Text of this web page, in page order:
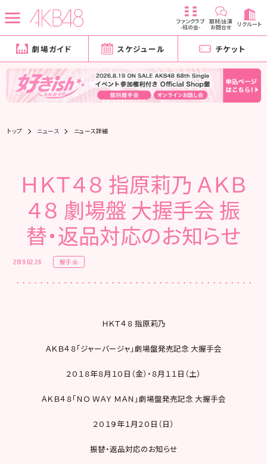
ファンクラブ
-柱の会-
取材/出演
お問合せ リクルート
劇場ガイド スケジュール チケット
トップ ニュース ニュース詳細
ＨＫＴ４８ 指原莉乃 ＡＫＢ
４８ 劇場盤 大握手会 振
替・返品対応のお知らせ
2019.02.26 握手会
ＨＫＴ４８ 指原莉乃
ＡＫＢ４８「ジャーバージャ」劇場盤発売記念 大握手会
２０１８年８月１０日（金）・８月１１日（土）
ＡＫＢ４８「ＮＯ ＷＡＹ ＭＡＮ」劇場盤発売記念 大握手会
２０１９年１月２０日（日）
振替・返品対応のお知らせ